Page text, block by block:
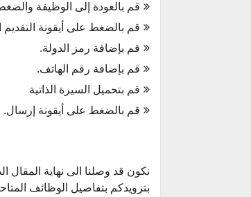
قم بالعودة إلى الوظيفة
قم بالضغط على أيقونة التقديم
قم بإضافة رمز الدولة.
قم بإضافة رقم الهاتف.
قم بتحميل السيرة الذاتية
قم بالضغط على أيقونة إرسال.
نكون قد وصلنا الى نهاية